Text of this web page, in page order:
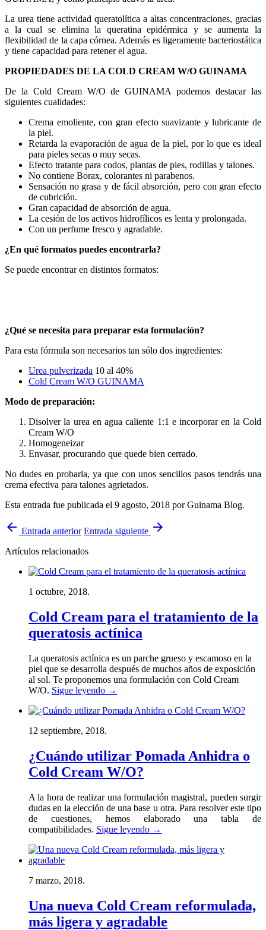
La urea tiene actividad queratolítica a altas concentraciones, gracias
a la cual se elimina la queratina epidérmica y se aumenta la
flexibilidad de la capa córnea. Además es ligeramente bacteriostática
y tiene capacidad para retener el agua.
PROPIEDADES DE LA COLD CREAM W/O GUINAMA
De la Cold Cream W/O de GUINAMA podemos destacar las
siguientes cualidades:
Crema emoliente, con gran efecto suavizante y lubricante de
la piel.
Retarda la evaporación de agua de la piel, por lo que es ideal
para pieles secas o muy secas.
Efecto tratante para codos, plantas de pies, rodillas y talones.
No contiene Borax, colorantes ni parabenos.
Sensación no grasa y de fácil absorción, pero con gran efecto
de cubrición.
Gran capacidad de absorción de agua.
La cesión de los activos hidrofílicos es lenta y prolongada.
Con un perfume fresco y agradable.
¿En qué formatos puedes encontrarla?
Se puede encontrar en distintos formatos:
¿Qué se necesita para preparar esta formulación?
Para esta fórmula son necesarios tan sólo dos ingredientes:
Urea pulverizada 10 al 40%
Cold Cream W/O GUINAMA
Modo de preparación:
Disolver la urea en agua caliente 1:1 e incorporar en la Cold
Cream W/O
Homogeneizar
Envasar, procurando que quede bien cerrado.
No dudes en probarla, ya que con unos sencillos pasos tendrás una
crema efectiva para talones agrietados.
Esta entrada fue publicada el 9 agosto, 2018 por Guinama Blog.
arrow_back Entrada anterior Entrada siguiente arrow_forward
Artículos relacionados
1 octubre, 2018.
Cold Cream para el tratamiento de la
queratosis actínica
La queratosis actínica es un parche grueso y escamoso en la
piel que se desarrolla después de muchos años de exposición
al sol. Te proponemos una formulación con Cold Cream
W/O. Sigue leyendo →
12 septiembre, 2018.
¿Cuándo utilizar Pomada Anhidra o
Cold Cream W/O?
A la hora de realizar una formulación magistral, pueden surgir
dudas en la elección de una base u otra. Para resolver este tipo
de cuestiones, hemos elaborado una tabla de
compatibilidades. Sigue leyendo →
7 marzo, 2018.
Una nueva Cold Cream reformulada,
más ligera y agradable